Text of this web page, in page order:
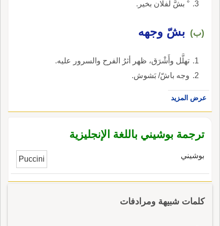
° بشَّ لفلان بخير.
(ب) بشّ وجهه
تهلَّل وأَشْرَق، ظهر أثرُ الفرح والسرور عليه.
وجه باشّ/ بَشوش.
عرض المزيد
ترجمة بوشيني باللغة الإنجليزية
بوشيني Puccini
كلمات شبيهة ومرادفات